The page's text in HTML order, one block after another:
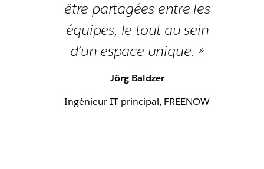
être partagées entre les
équipes, le tout au sein
d’un espace unique. »
Jörg Baldzer
Ingénieur IT principal, FREENOW